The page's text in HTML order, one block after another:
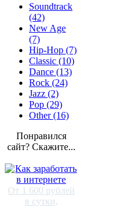
Soundtrack
(42)
New Age
(7)
Hip-Hop (7)
Classic (10)
Dance (13)
Rock (24)
Jazz (2)
Pop (29)
Other (16)
Понравился
сайт? Скажите...
От 1 600 рублей
в сутки,